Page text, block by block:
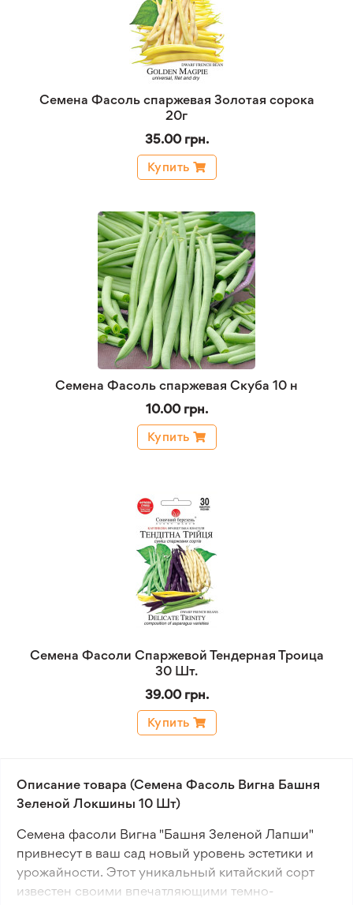
Семена Фасоль спаржевая Золотая сорока
20г
35.00 грн.
Купить
Семена Фасоль спаржевая Скуба 10 н
10.00 грн.
Купить
Семена Фасоли Спаржевой Тендерная Троица
30 Шт.
39.00 грн.
Купить
Описание товара (Семена Фасоль Вигна Башня
Зеленой Локшины 10 Шт)
Семена фасоли Вигна "Башня Зеленой Лапши"
привнесут в ваш сад новый уровень эстетики и
урожайности. Этот уникальный китайский сорт
известен своими впечатляющими темно-